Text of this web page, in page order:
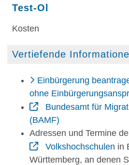
Test-Ol
Kosten
Vertiefende
Einbürgerung
ohne
Bundesamt für
(BAMF)
Adressen und Termine
Volkshochschulen in
Württemberg, an denen